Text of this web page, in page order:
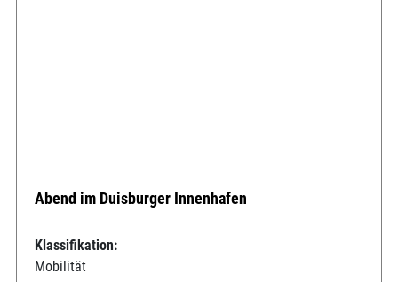
Abend im Duisburger Innenhafen
Klassifikation:
Mobilität